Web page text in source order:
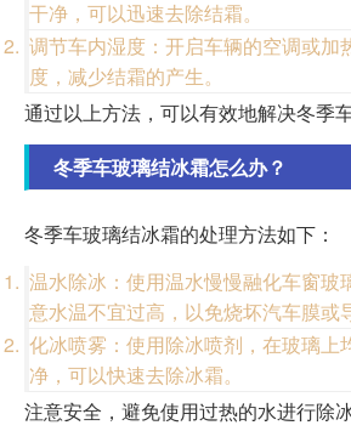
干净，可以迅速去除结霜。
调节车内湿度：开启车辆的空调或加
度，减少结霜的产生。
通过以上方法，可以有效地解决冬季
冬季车玻璃结冰霜怎么办？
冬季车玻璃结冰霜的处理方法如下：
温水除冰：使用温水慢慢融化车窗玻
意水温不宜过高，以免烧坏汽车膜或
化冰喷雾：使用除冰喷剂，在玻璃上
净，可以快速去除冰霜。
注意安全，避免使用过热的水进行除冰